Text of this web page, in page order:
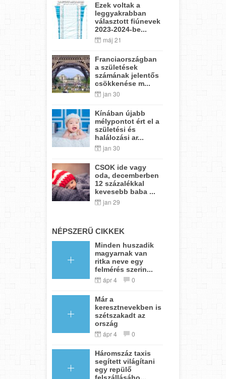
Ezek voltak a
leggyakrabban
választott fiúnevek
2023-2024-be...
máj 21
Franciaországban
a születések
számának jelentős
csökkenése m...
jan 30
Kínában újabb
mélypontot ért el a
születési és
halálozási ar...
jan 30
CSOK ide vagy
oda, decemberben
12 százalékkal
kevesebb baba ...
jan 29
NÉPSZERŰ CIKKEK
Minden huszadik
magyarnak van
ritka neve egy
felmérés szerin...
ápr 4 0
Már a
keresztnevekben is
szétszakadt az
ország
ápr 4 0
Háromszáz taxis
segített világítani
egy repülő
felszállásáho...